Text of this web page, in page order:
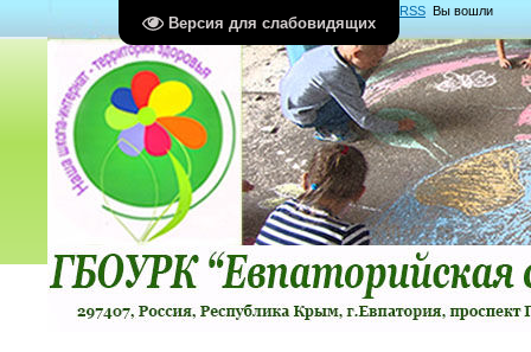
Версия для слабовидящих
RSS Вы вошли
какГость Группа "Гости"